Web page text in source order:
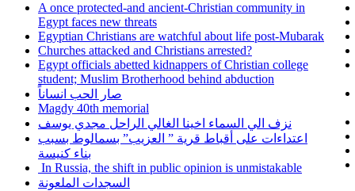
A once protected-and ancient-Christian community in
Egypt faces new threats
Egyptian Christians are watchful about life post-Mubarak
Churches attacked and Christians arrested?
Egypt officials abetted kidnappers of Christian college
student; Muslim Brotherhood behind abduction
صار الحب انساناً
Magdy 40th memorial
نزف الي السماء اخينا الغالي الراحل مجدي يوسف
اعتداءات على أقباط قرية ” العزيب” بسمالوط بسبب
بناء كنيسة
In Russia, the shift in public opinion is unmistakable
السجدات الملعونة